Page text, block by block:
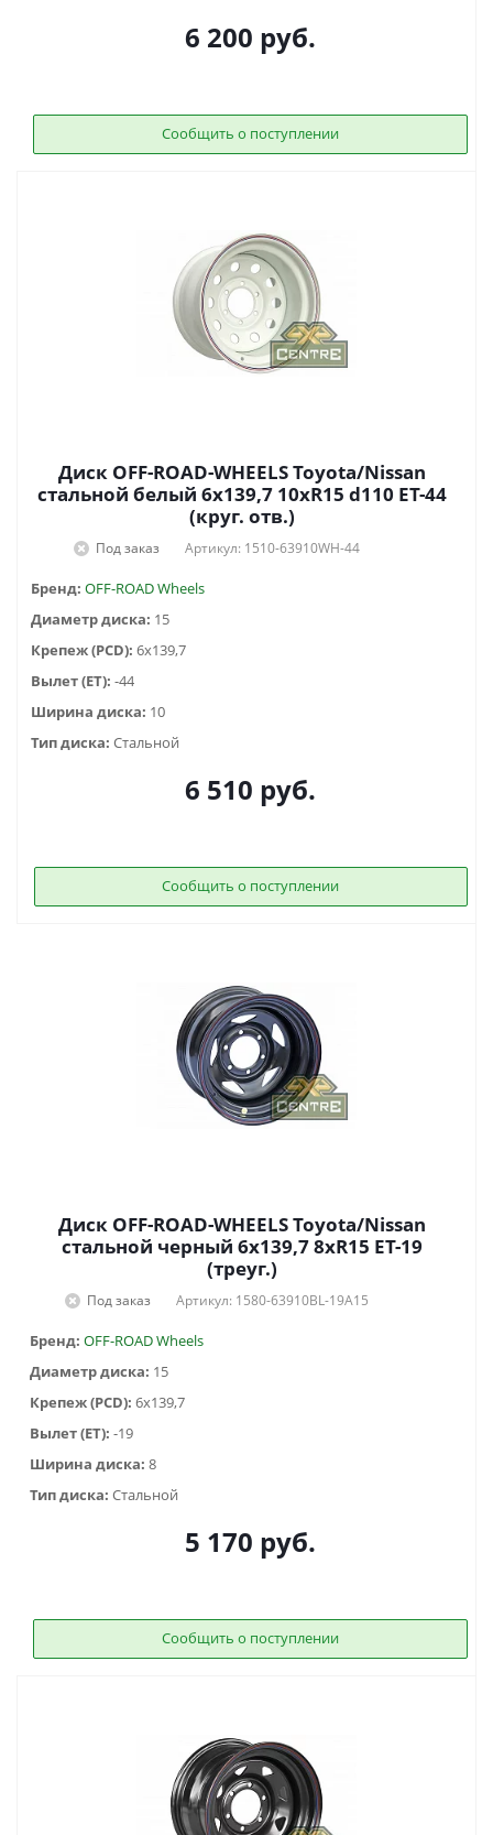
6 200 руб.
Сообщить о поступлении
Диск OFF-ROAD-WHEELS Toyota/Nissan
стальной белый 6x139,7 10xR15 d110 ET-44
(круг. отв.)
Под заказ Артикул: 1510-63910WH-44
Бренд: OFF-ROAD Wheels
Диаметр диска: 15
Крепеж (PCD): 6x139,7
Вылет (ET): -44
Ширина диска: 10
Тип диска: Стальной
6 510 руб.
Сообщить о поступлении
Диск OFF-ROAD-WHEELS Toyota/Nissan
стальной черный 6x139,7 8xR15 ET-19
(треуг.)
Под заказ Артикул: 1580-63910BL-19A15
Бренд: OFF-ROAD Wheels
Диаметр диска: 15
Крепеж (PCD): 6x139,7
Вылет (ET): -19
Ширина диска: 8
Тип диска: Стальной
5 170 руб.
Сообщить о поступлении